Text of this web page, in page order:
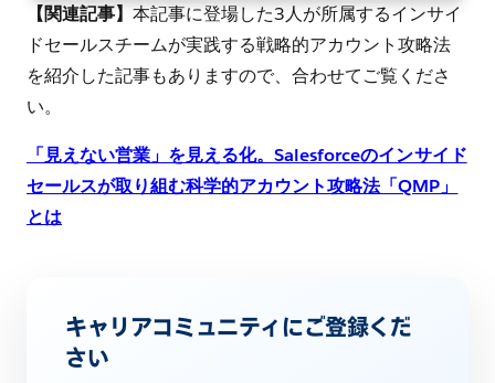
【関連記事】本記事に登場した3人が所属するインサイ
ドセールスチームが実践する戦略的アカウント攻略法
を紹介した記事もありますので、合わせてご覧くださ
い。
「見えない営業」を見える化。Salesforceのインサイド
セールスが取り組む科学的アカウント攻略法「QMP」
とは
キャリアコミュニティにご登録くだ
さい